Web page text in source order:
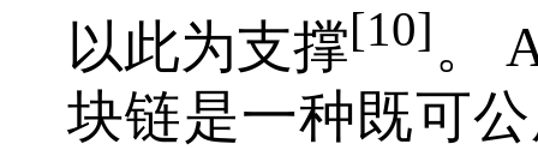
以此为支撑[10] 。
块链是一种既可